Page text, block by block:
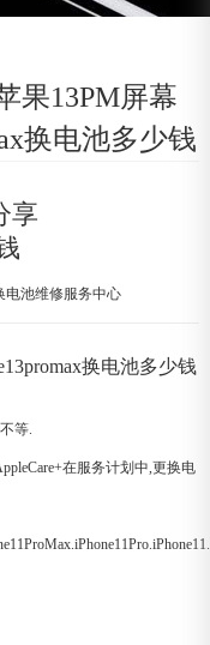
果13PM屏幕
换电池多少钱
享
池维修服务中心
换电池多少钱
等.
在服务计划中,更换电